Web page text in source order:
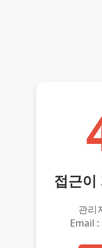
접근이
관리
Email